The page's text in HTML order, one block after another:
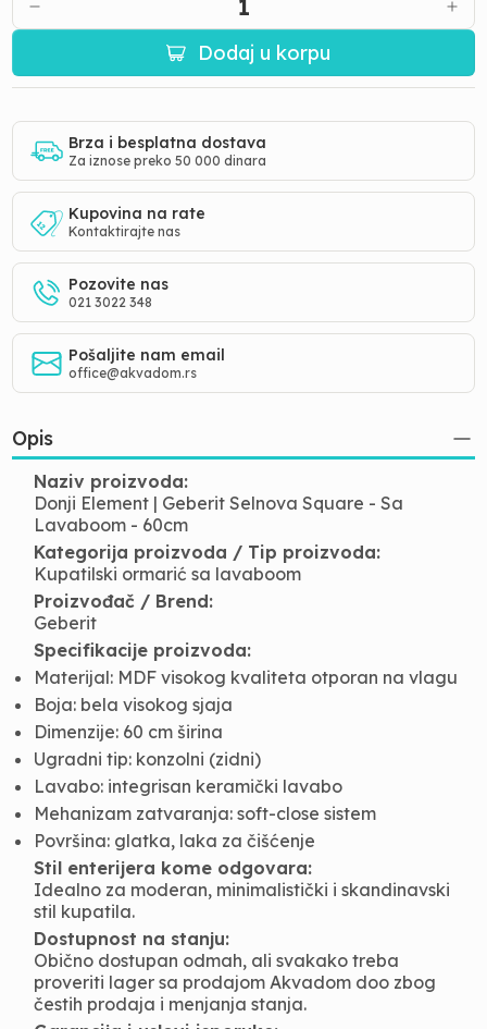
1
Dodaj u korpu
Brza i besplatna dostava
Za iznose preko 50 000 dinara
Kupovina na rate
Kontaktirajte nas
Pozovite nas
021 3022 348
Pošaljite nam email
office@akvadom.rs
Opis
Naziv proizvoda:
Donji Element | Geberit Selnova Square - Sa
Lavaboom - 60cm
Kategorija proizvoda / Tip proizvoda:
Kupatilski ormarić sa lavaboom
Proizvođač / Brend:
Geberit
Specifikacije proizvoda:
Materijal: MDF visokog kvaliteta otporan na vlagu
Boja: bela visokog sjaja
Dimenzije: 60 cm širina
Ugradni tip: konzolni (zidni)
Lavabo: integrisan keramički lavabo
Mehanizam zatvaranja: soft-close sistem
Površina: glatka, laka za čišćenje
Stil enterijera kome odgovara:
Idealno za moderan, minimalistički i skandinavski
stil kupatila.
Dostupnost na stanju:
Obično dostupan odmah, ali svakako treba
proveriti lager sa prodajom Akvadom doo zbog
čestih prodaja i menjanja stanja.